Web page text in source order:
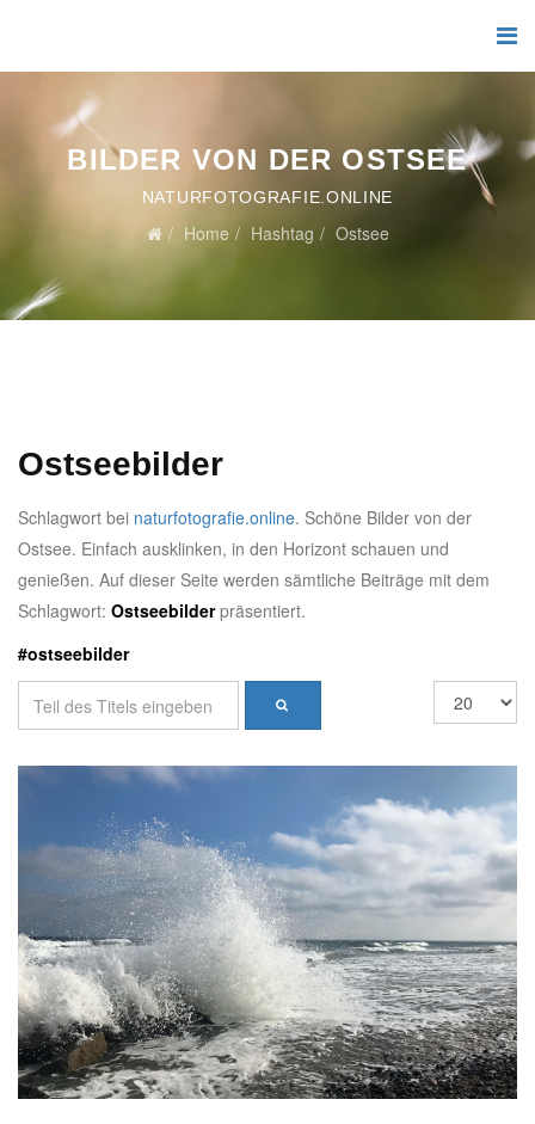
BILDER VON DER OSTSEE
NATURFOTOGRAFIE.ONLINE
Home Hashtag Ostsee
Ostseebilder
Schlagwort bei naturfotografie.online. Schöne Bilder von der
Ostsee. Einfach ausklinken, in den Horizont schauen und
genießen. Auf dieser Seite werden sämtliche Beiträge mit dem
Schlagwort: Ostseebilderpräsentiert.
#ostseebilder